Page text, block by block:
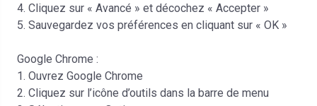
4. Cliquez sur « Avancé » et décochez « Accepter »
5. Sauvegardez vos préférences en cliquant sur « OK »
Google Chrome :
1. Ouvrez Google Chrome
2. Cliquez sur l’icône d’outils dans la barre de menu